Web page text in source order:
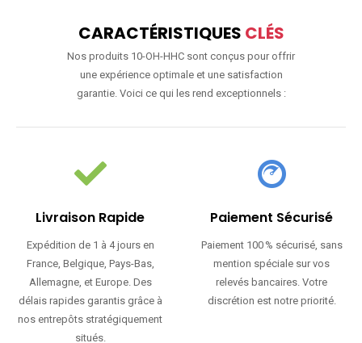
CARACTÉRISTIQUES CLÉS
Nos produits 10-OH-HHC sont conçus pour offrir
une expérience optimale et une satisfaction
garantie. Voici ce qui les rend exceptionnels :
Livraison Rapide
Expédition de 1 à 4 jours en
France, Belgique, Pays-Bas,
Allemagne, et Europe. Des
délais rapides garantis grâce à
nos entrepôts stratégiquement
situés.
Paiement Sécurisé
Paiement 100 % sécurisé, sans
mention spéciale sur vos
relevés bancaires. Votre
discrétion est notre priorité.